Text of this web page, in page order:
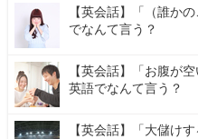
【英会話】「（誰か
でなんて言う？
【英会話】「お腹が
英語でなんて言う？
【英会話】「大儲け